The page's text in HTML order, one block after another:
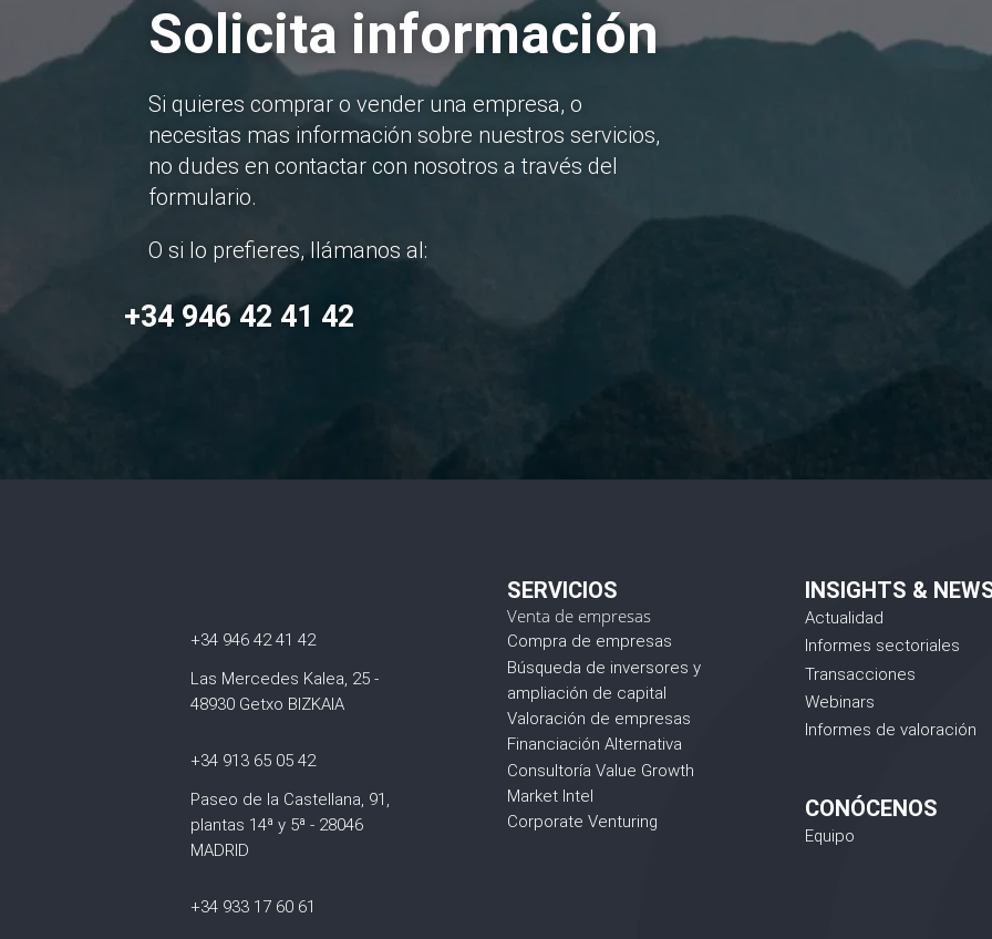
Solicita información
Si quieres comprar o vender una empresa, o
necesitas mas información sobre nuestros servicios,
no dudes en contactar con nosotros a través del
formulario.
O si lo prefieres, llámanos al:
+34 946 42 41 42
+34 946 42 41 42
Las Mercedes Kalea, 25 -
48930 Getxo BIZKAIA
+34 913 65 05 42
Paseo de la Castellana, 91,
plantas 14ª y 5ª - 28046
MADRID
+34 933 17 60 61
SERVICIOS
Venta de empresas
Compra de empresas
Búsqueda de inversores y
ampliación de capital
Valoración de empresas
Financiación Alternativa
Consultoría Value Growth
Market Intel
Corporate Venturing
INSIGHTS &
Actualidad
Informes sectoriales
Transacciones
Webinars
Informes de valoración
CONÓCENOS
Equipo